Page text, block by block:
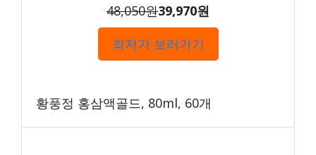
48,050원39,970원
최저가 보러가기
황풍정 홍삼액골드, 80ml, 60개